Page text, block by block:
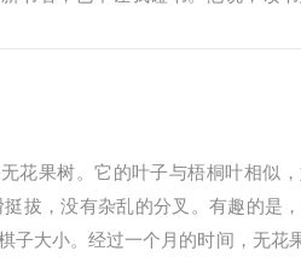
花果树。它的叶子与梧桐叶相似
拔，没有杂乱的分叉。有趣的是
子大小。经过一个月的时间，无花